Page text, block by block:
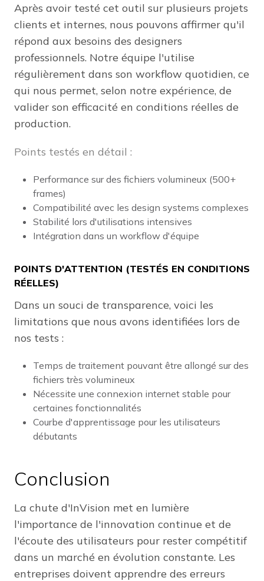
Après avoir testé cet outil sur plusieurs projets
clients et internes, nous pouvons affirmer qu'il
répond aux besoins des designers
professionnels. Notre équipe l'utilise
régulièrement dans son workflow quotidien, ce
qui nous permet, selon notre expérience, de
valider son efficacité en conditions réelles de
production.
Points testés en détail :
Performance sur des fichiers volumineux (500+
frames)
Compatibilité avec les design systems complexes
Stabilité lors d'utilisations intensives
Intégration dans un workflow d'équipe
POINTS D'ATTENTION (TESTÉS EN CONDITIONS
RÉELLES)
Dans un souci de transparence, voici les
limitations que nous avons identifiées lors de
nos tests :
Temps de traitement pouvant être allongé sur des
fichiers très volumineux
Nécessite une connexion internet stable pour
certaines fonctionnalités
Courbe d'apprentissage pour les utilisateurs
débutants
Conclusion
La chute d'InVision met en lumière
l'importance de l'innovation continue et de
l'écoute des utilisateurs pour rester compétitif
dans un marché en évolution constante. Les
entreprises doivent apprendre des erreurs